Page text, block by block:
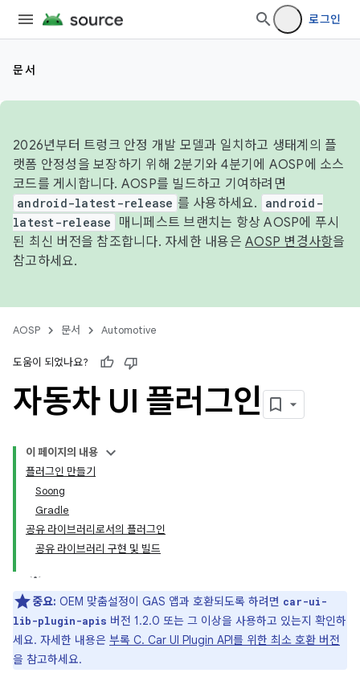
로그인
문서
2026년부터 트렁크 안정 개발 모델과 일치하고 생태계의 플
랫폼 안정성을 보장하기 위해 2분기와 4분기에 AOSP에 소스
코드를 게시합니다. AOSP를 빌드하고 기여하려면
android-latest-release 를 사용하세요.
android-
latest-release
매니페스트 브랜치는 항상 AOSP에 푸시
된 최신 버전을 참조합니다. 자세한 내용은 AOSP 변경사항을
참고하세요.
AOSP 문서 Automotive
도움이 되었나요?
자동차 UI 플러그인
이 페이지의 내용
플러그인 만들기
Soong
Gradle
공유 라이브러리로서의 플러그인
공유 라이브러리 구현 및 빌드
중요: OEM 맞춤설정이 GAS 앱과 호환되도록 하려면 car-ui-
lib-plugin-apis 버전 1.2.0 또는 그 이상을 사용하고 있는지 확인하
세요. 자세한 내용은 부록 C. Car UI Plugin API를 위한 최소 호환 버전
을 참고하세요.